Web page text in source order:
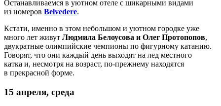
Останавливаемся в уютном отеле с шикарными видами
из номеров Belvedere.
Кстати, именно в этом небольшом и уютном городке уже
много лет живут Людмила Белоусова и Олег Протопопов,
двукратные олимпийские чемпионы по фигурному катанию.
Говорят, что они каждый день выходят на лед местного
катка и, несмотря на возраст, по-прежнему находятся
в прекрасной форме.
15 апреля, среда